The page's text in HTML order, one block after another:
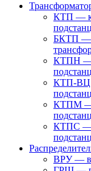
КТП —
БКТП —
КТПН —
КТП-ВЦ
КТПМ —
КТПС —
ВРУ —